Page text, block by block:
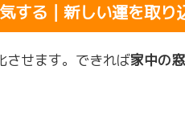
する｜新しい運を取り
させます。できれば家中の